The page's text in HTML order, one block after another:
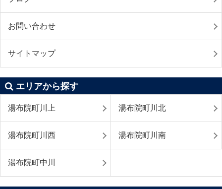
お問い合わせ
サイトマップ
エリアから探す
湯布院町川上 湯布院町川北
湯布院町川西 湯布院町川南
湯布院町中川